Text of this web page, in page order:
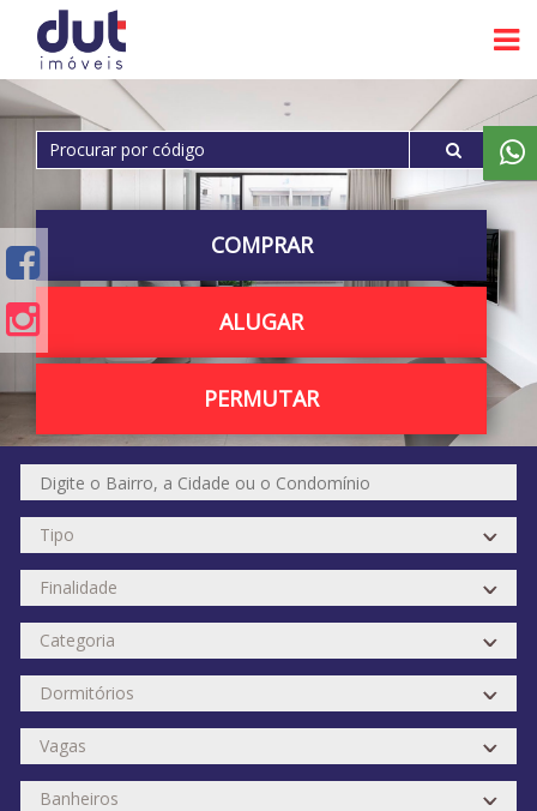
COMPRAR
ALUGAR
PERMUTAR